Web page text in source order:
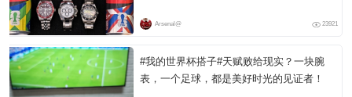
Arsenal@ 23921
#我的世界杯搭子#天赋败给现实？一块腕
表，一个足球，都是美好时光的见证者！